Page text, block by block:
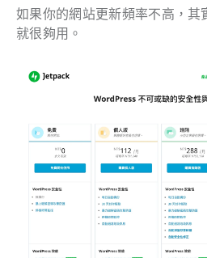
如果你的網站更新頻率不高，其
就很夠用。